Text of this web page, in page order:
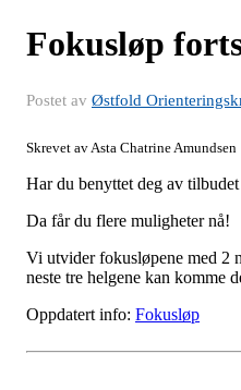
Fokusløp
Postet av Østfold
Skrevet av Asta Chatrine Amundsen
Har du benyttet deg av
Da får du flere muligheter nå!
Vi utvider fokusløpene med 2
neste tre helgene kan komme
Oppdatert info: Fokusløp